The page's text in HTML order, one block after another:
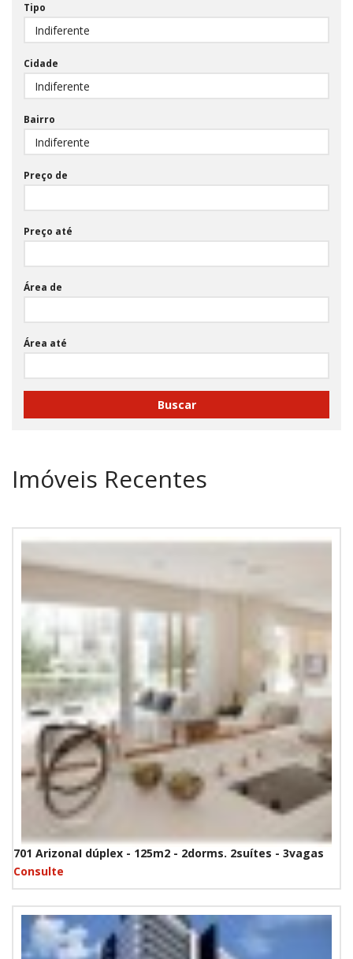
Tipo
Cidade
Bairro
Preço de
Preço até
Área de
Área até
Buscar
Imóveis Recentes
701 ArizonaI dúplex - 125m2 - 2dorms. 2suítes - 3vagas
Consulte